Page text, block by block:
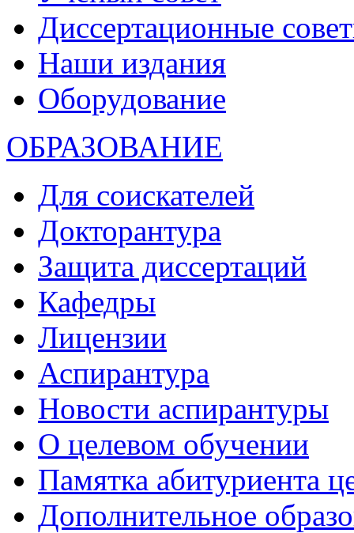
Диссертационные
Наши издания
Оборудование
ОБРАЗОВАНИЕ
Для соискателей
Докторантура
Защита диссертаций
Кафедры
Лицензии
Аспирантура
Новости аспирантуры
О целевом обучении
Памятка абитуриента
Дополнительное